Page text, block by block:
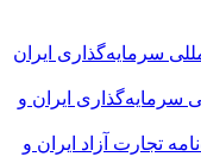
سرمایه‌گذاری ایران و